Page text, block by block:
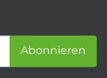
Abonnieren